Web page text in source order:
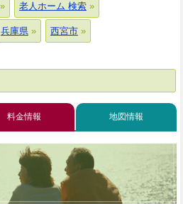
老人ホーム 検索
兵庫県 西宮市
料金情報 地図情報